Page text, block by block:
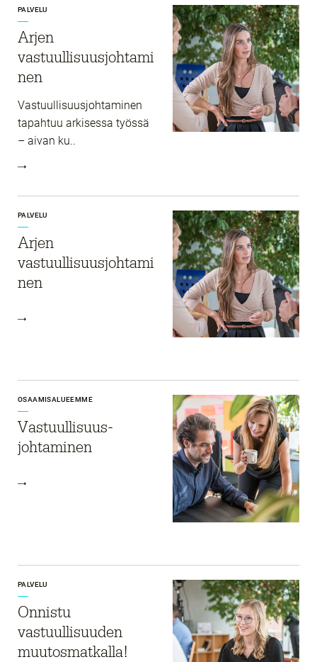
PALVELU
Arjen
vastuullisuusjohtami
nen
Vastuullisuusjohtaminen
tapahtuu arkisessa työssä
– aivan ku..
PALVELU
Arjen
vastuullisuusjohtami
nen
OSAAMISALUEEMME
Vastuullisuus­
johtaminen
PALVELU
Onnistu
vastuullisuuden
muutosmatkalla!